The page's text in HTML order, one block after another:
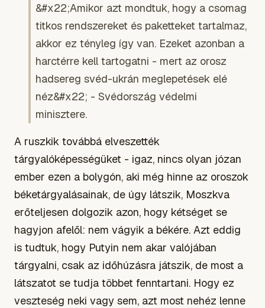
&#x22;Amikor azt mondtuk, hogy a csomag
titkos rendszereket és paketteket tartalmaz,
akkor ez tényleg így van. Ezeket azonban a
harctérre kell tartogatni - mert az orosz
hadsereg svéd-ukrán meglepetések elé
néz&#x22; - Svédország védelmi
minisztere.
A ruszkik továbbá elveszették
tárgyalóképességüket - igaz, nincs olyan józan
ember ezen a bolygón, aki még hinne az oroszok
béketárgyalásainak, de úgy látszik, Moszkva
erőteljesen dolgozik azon, hogy kétséget se
hagyjon afelől: nem vágyik a békére. Azt eddig
is tudtuk, hogy Putyin nem akar valójában
tárgyalni, csak az időhúzásra játszik, de most a
látszatot se tudja többet fenntartani. Hogy ez
veszteség neki vagy sem, azt most nehéz lenne